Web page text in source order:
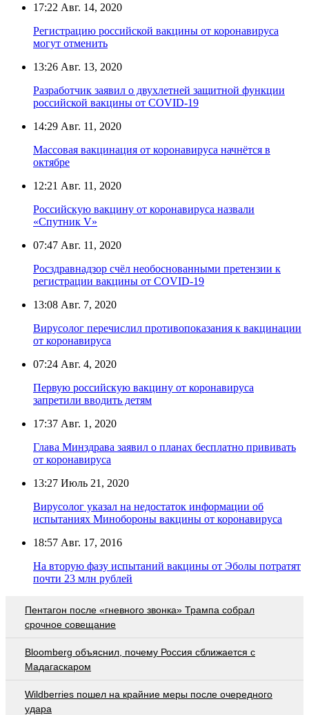
17:22 Авг. 14, 2020
Регистрацию российской вакцины от коронавируса
могут отменить
13:26 Авг. 13, 2020
Разработчик заявил о двухлетней защитной функции
российской вакцины от COVID-19
14:29 Авг. 11, 2020
Массовая вакцинация от коронавируса начнётся в
октябре
12:21 Авг. 11, 2020
Российскую вакцину от коронавируса назвали
«Спутник V»
07:47 Авг. 11, 2020
Росздравнадзор счёл необоснованными претензии к
регистрации вакцины от COVID-19
13:08 Авг. 7, 2020
Вирусолог перечислил противопоказания к вакцинации
от коронавируса
07:24 Авг. 4, 2020
Первую российскую вакцину от коронавируса
запретили вводить детям
17:37 Авг. 1, 2020
Глава Минздрава заявил о планах бесплатно прививать
от коронавируса
13:27 Июль 21, 2020
Вирусолог указал на недостаток информации об
испытаниях Минобороны вакцины от коронавируса
18:57 Авг. 17, 2016
На вторую фазу испытаний вакцины от Эболы потратят
почти 23 млн рублей
Пентагон после «гневного звонка» Трампа собрал
срочное совещание
Bloomberg объяснил, почему Россия сближается с
Мадагаскаром
Wildberries пошел на крайние меры после очередного
удара